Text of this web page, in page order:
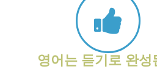
영어는 듣기로 완성